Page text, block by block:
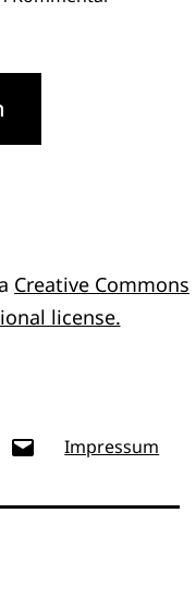
Creative Commons
license.
Impressum